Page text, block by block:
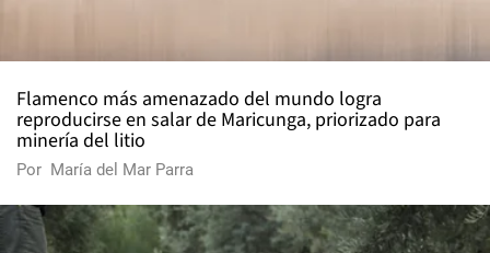
Flamenco más amenazado del mundo logra
reproducirse en salar de Maricunga, priorizado para
minería del litio
Por María del Mar Parra